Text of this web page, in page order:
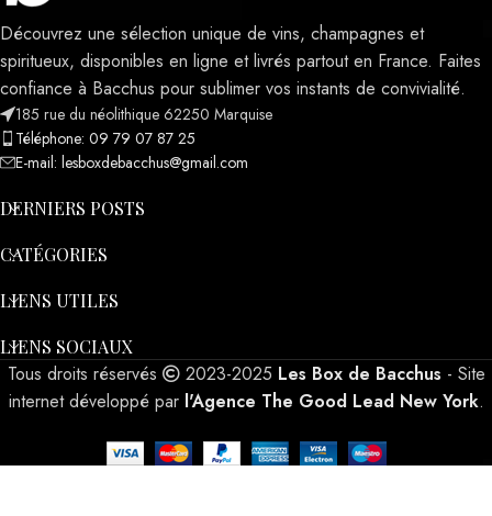
Découvrez une sélection unique de vins, champagnes et
spiritueux, disponibles en ligne et livrés partout en France. Faites
confiance à Bacchus pour sublimer vos instants de convivialité.
185 rue du néolithique 62250 Marquise
Téléphone: 09 79 07 87 25
E-mail: lesboxdebacchus@gmail.com
DERNIERS POSTS
CATÉGORIES
LIENS UTILES
LIENS SOCIAUX
Tous droits réservés 2023-2025 Les Box de Bacchus - Site
internet développé par l'Agence The Good Lead New York.